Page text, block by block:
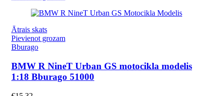
Ātrais skats
Pievienot grozam
Bburago
BMW R NineT Urban GS motocikla modelis
1:18 Bburago 51000